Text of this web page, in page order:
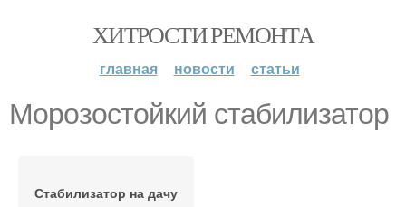
ХИТРОСТИ РЕМОНТА
главная новости статьи
Морозостойкий стабилизатор
Стабилизатор на дачу